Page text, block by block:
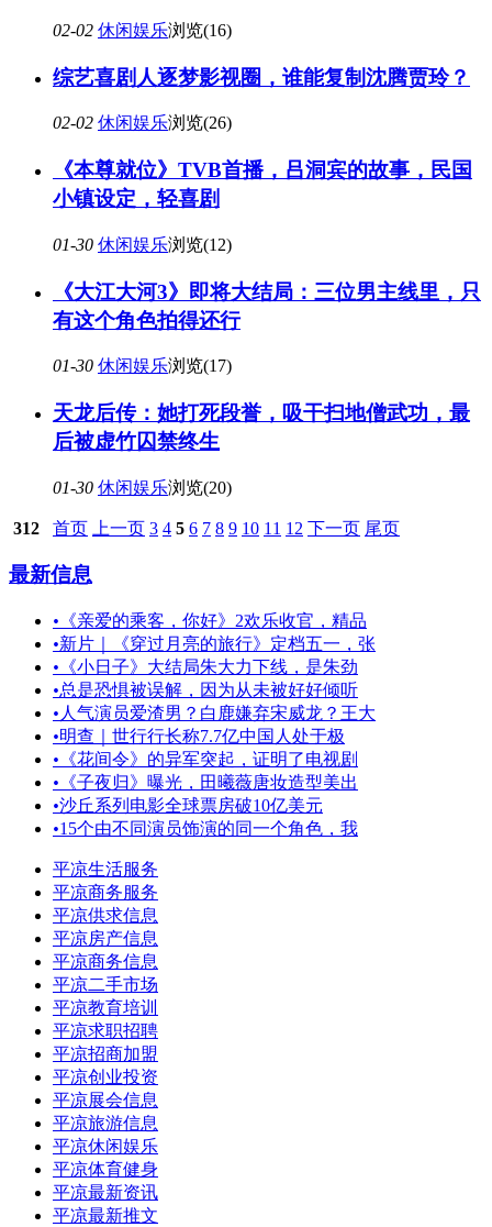
02-02 休闲娱乐浏览(16)
综艺喜剧人逐梦影视圈，谁能复制沈腾贾玲？
02-02 休闲娱乐浏览(26)
《本尊就位》TVB首播，吕洞宾的故事，民国
小镇设定，轻喜剧
01-30 休闲娱乐浏览(12)
《大江大河3》即将大结局：三位男主线里，只
有这个角色拍得还行
01-30 休闲娱乐浏览(17)
天龙后传：她打死段誉，吸干扫地僧武功，最
后被虚竹囚禁终生
01-30 休闲娱乐浏览(20)
312 首页 上一页 3 4 5 6 7 8 9 10 11 12 下一页 尾页
最新信息
• 《亲爱的乘客，你好》2欢乐收官，精品
•新片｜《穿过月亮的旅行》定档五一，张
• 《小日子》大结局朱大力下线，是朱劲
•总是恐惧被误解，因为从未被好好倾听
• 人气演员爱渣男？白鹿嫌弃宋威龙？王大
•明查｜世行行长称7.7亿中国人处于极
• 《花间令》的异军突起，证明了电视剧
• 《子夜归》曝光，田曦薇唐妆造型美出
•沙丘系列电影全球票房破10亿美元
•15个由不同演员饰演的同一个角色，我
平凉生活服务
平凉商务服务
平凉供求信息
平凉房产信息
平凉商务信息
平凉二手市场
平凉教育培训
平凉求职招聘
平凉招商加盟
平凉创业投资
平凉展会信息
平凉旅游信息
平凉休闲娱乐
平凉体育健身
平凉最新资讯
平凉最新推文